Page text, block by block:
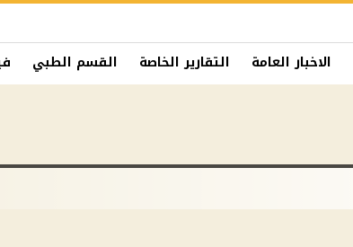
الاخبار العامة التقارير الخاصة القسم الطبي